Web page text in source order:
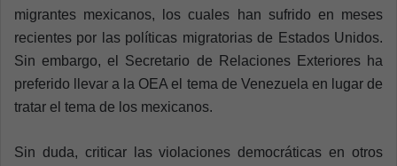
migrantes mexicanos, los cuales han sufrido en meses
recientes por las políticas migratorias de Estados Unidos.
Sin embargo, el Secretario de Relaciones Exteriores ha
preferido llevar a la OEA el tema de Venezuela en lugar de
tratar el tema de los mexicanos.
Sin duda, criticar las violaciones democráticas en otros